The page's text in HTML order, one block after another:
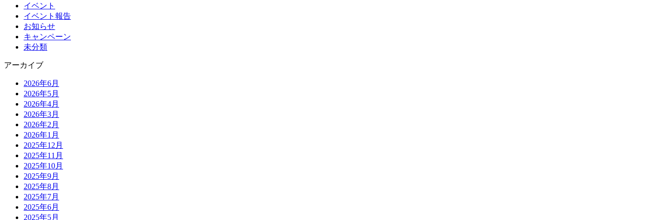
イベント
イベント報告
お知らせ
キャンペーン
未分類
アーカイブ
2026年6月
2026年5月
2026年4月
2026年3月
2026年2月
2026年1月
2025年12月
2025年11月
2025年10月
2025年9月
2025年8月
2025年7月
2025年6月
2025年5月